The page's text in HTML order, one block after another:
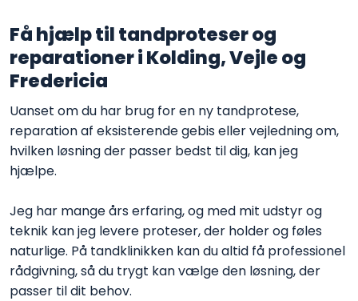
Få hjælp til tandproteser og
reparationer i Kolding, Vejle og
Fredericia
Uanset om du har brug for en ny tandprotese,
reparation af eksisterende gebis eller vejledning om,
hvilken løsning der passer bedst til dig, kan jeg
hjælpe.
Jeg har mange års erfaring, og med mit udstyr og
teknik kan jeg levere proteser, der holder og føles
naturlige. På tandklinikken kan du altid få professionel
rådgivning, så du trygt kan vælge den løsning, der
passer til dit behov.